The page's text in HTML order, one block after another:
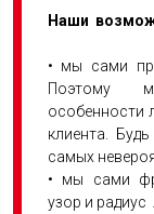
Наши
• мы сами
Поэтому
особенности
клиента.
самых
• мы сами
узор и